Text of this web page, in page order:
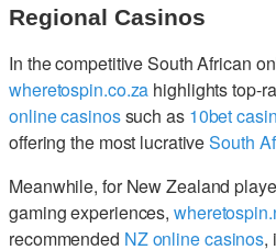
Regional Casinos
In the competitive South African
wheretospin.co.za highlights top-
online casinossuch as 10bet
offering the most lucrativeSouth
Meanwhile, for New Zealand
gaming experiences,
recommended NZ online casinos,